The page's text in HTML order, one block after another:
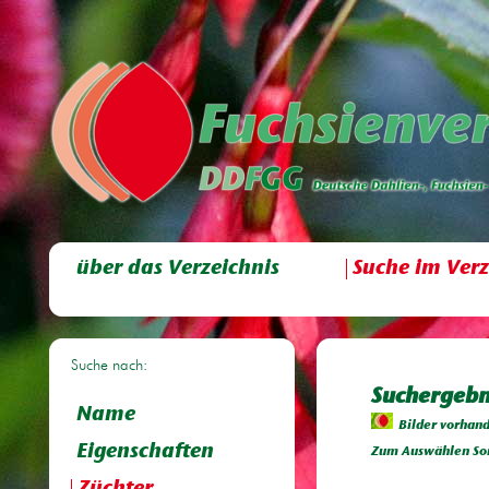
über das Verzeichnis Suche im
Suche nach:
Name
Eigenschaften
Bilder
Zum Auswählen